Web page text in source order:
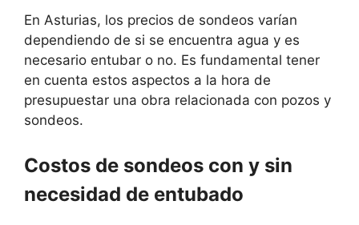
En Asturias, los precios de sondeos varían
dependiendo de si se encuentra agua y es
necesario entubar o no. Es fundamental tener
en cuenta estos aspectos a la hora de
presupuestar una obra relacionada con pozos y
sondeos.
Costos de sondeos con y sin
necesidad de entubado